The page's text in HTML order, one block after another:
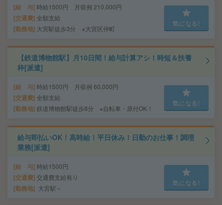
給 与 時給1500円 月収例 210,000円
交通費 全額支給
勤務地 大宮駅徒歩3分 ※大宮区仲町
気になる!
【鉄道博物館駅】月10日間！給与計算アシ！時短＆扶養
枠[派遣]
給 与 時給1500円 月収例 60,000円
交通費 全額支給
勤務地 鉄道博物館駅徒歩8分 ※自転車・原付OK！
気になる!
給与即払いOK！高時給！平日休み！日勤のお仕事！調理
業務[派遣]
給 与 時給1500円
交通費 交通費支給有り
勤務地 大宮駅～
気になる!